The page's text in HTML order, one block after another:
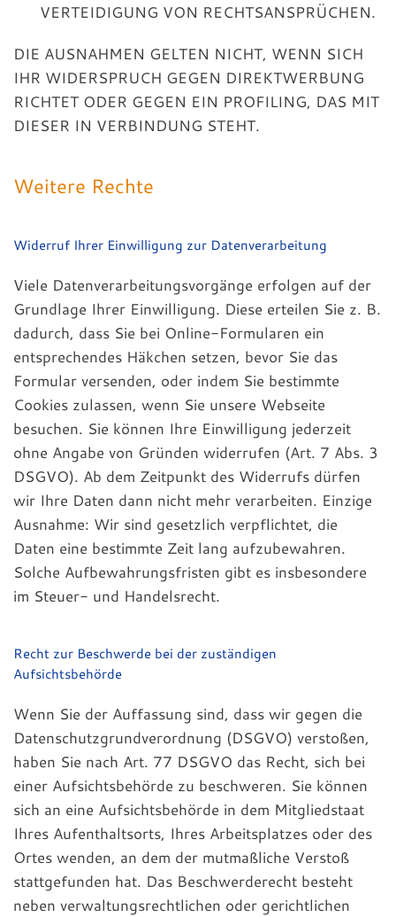
VERTEIDIGUNG VON RECHTSANSPRÜCHEN.
DIE AUSNAHMEN GELTEN NICHT, WENN SICH
IHR WIDERSPRUCH GEGEN DIREKTWERBUNG
RICHTET ODER GEGEN EIN PROFILING, DAS MIT
DIESER IN VERBINDUNG STEHT.
Weitere Rechte
Widerruf Ihrer Einwilligung zur Datenverarbeitung
Viele Datenverarbeitungsvorgänge erfolgen auf der
Grundlage Ihrer Einwilligung. Diese erteilen Sie z. B.
dadurch, dass Sie bei Online-Formularen ein
entsprechendes Häkchen setzen, bevor Sie das
Formular versenden, oder indem Sie bestimmte
Cookies zulassen, wenn Sie unsere Webseite
besuchen. Sie können Ihre Einwilligung jederzeit
ohne Angabe von Gründen widerrufen (Art. 7 Abs. 3
DSGVO). Ab dem Zeitpunkt des Widerrufs dürfen
wir Ihre Daten dann nicht mehr verarbeiten. Einzige
Ausnahme: Wir sind gesetzlich verpflichtet, die
Daten eine bestimmte Zeit lang aufzubewahren.
Solche Aufbewahrungsfristen gibt es insbesondere
im Steuer- und Handelsrecht.
Recht zur Beschwerde bei der zuständigen
Aufsichtsbehörde
Wenn Sie der Auffassung sind, dass wir gegen die
Datenschutzgrundverordnung (DSGVO) verstoßen,
haben Sie nach Art. 77 DSGVO das Recht, sich bei
einer Aufsichtsbehörde zu beschweren. Sie können
sich an eine Aufsichtsbehörde in dem Mitgliedstaat
Ihres Aufenthaltsorts, Ihres Arbeitsplatzes oder des
Ortes wenden, an dem der mutmaßliche Verstoß
stattgefunden hat. Das Beschwerderecht besteht
neben verwaltungsrechtlichen oder gerichtlichen